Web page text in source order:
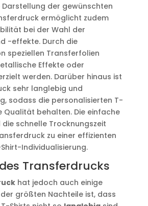
der gewünschten
ermöglicht zudem
bei der Wahl der
-effekte. Durch die
speziellen Transferfolien
Effekte oder
werden. Darüber hinaus ist
sehr langlebig und
sodass die personalisierten T-
Qualität behalten. Die einfache
die schnelle Trocknungszeit
zu einer effizienten
Individualisierung.
Transferdrucks
hat jedoch auch einige
der größten Nachteile ist, dass